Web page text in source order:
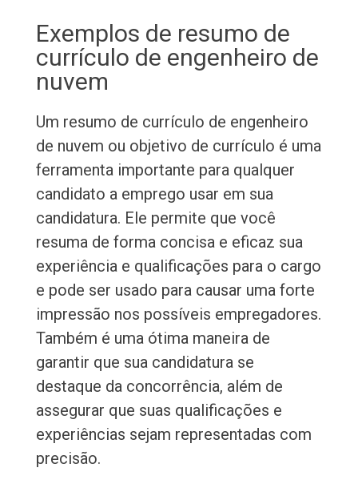
Exemplos de resumo de
currículo de engenheiro de
nuvem
Um resumo de currículo de engenheiro
de nuvem ou objetivo de currículo é uma
ferramenta importante para qualquer
candidato a emprego usar em sua
candidatura. Ele permite que você
resuma de forma concisa e eficaz sua
experiência e qualificações para o cargo
e pode ser usado para causar uma forte
impressão nos possíveis empregadores.
Também é uma ótima maneira de
garantir que sua candidatura se
destaque da concorrência, além de
assegurar que suas qualificações e
experiências sejam representadas com
precisão.